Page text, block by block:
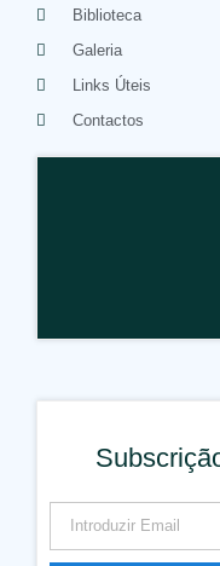
Biblioteca
Galeria
Links Úteis
Contactos